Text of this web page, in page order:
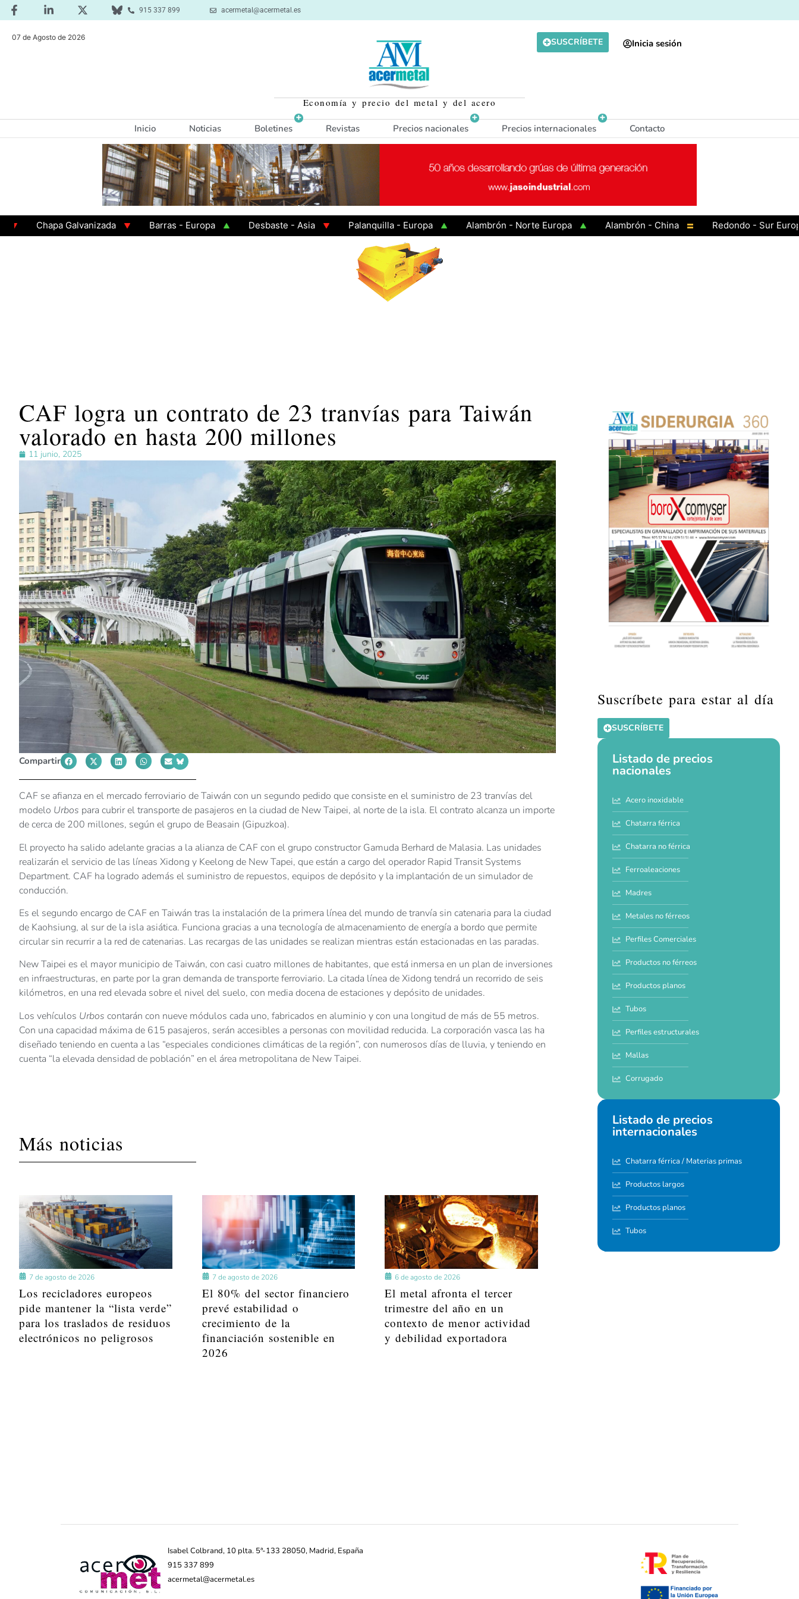
915 337 899 acermetal@acermetal.es
07 de Agosto de 2026
Economía y precio del metal y del acero
SUSCRÍBETE Inicia sesión
Inicio Noticias Boletines Revistas Precios nacionales Precios internacionales Contacto
Chapa Galvanizada Barras - Europa Desbaste - Asia Palanquilla - Europa Alambrón - Norte Europa Alambrón - China
Redondo - Sur Europa
CAF logra un contrato de 23 tranvías para Taiwán
valorado en hasta 200 millones
11 junio, 2025
Compartir
CAF se afianza en el mercado ferroviario de Taiwán con un segundo pedido que consiste en el suministro de 23 tranvías del
modelo Urbos para cubrir el transporte de pasajeros en la ciudad de New Taipei, al norte de la isla. El contrato alcanza un importe
de cerca de 200 millones, según el grupo de Beasain (Gipuzkoa).
El proyecto ha salido adelante gracias a la alianza de CAF con el grupo constructor Gamuda Berhard de Malasia. Las unidades
realizarán el servicio de las líneas Xidong y Keelong de New Tapei, que están a cargo del operador Rapid Transit Systems
Department. CAF ha logrado además el suministro de repuestos, equipos de depósito y la implantación de un simulador de
conducción.
Es el segundo encargo de CAF en Taiwán tras la instalación de la primera línea del mundo de tranvía sin catenaria para la ciudad
de Kaohsiung, al sur de la isla asiática. Funciona gracias a una tecnología de almacenamiento de energía a bordo que permite
circular sin recurrir a la red de catenarias. Las recargas de las unidades se realizan mientras están estacionadas en las paradas.
New Taipei es el mayor municipio de Taiwán, con casi cuatro millones de habitantes, que está inmersa en un plan de inversiones
en infraestructuras, en parte por la gran demanda de transporte ferroviario. La citada línea de Xidong tendrá un recorrido de seis
kilómetros, en una red elevada sobre el nivel del suelo, con media docena de estaciones y depósito de unidades.
Los vehículos Urbos contarán con nueve módulos cada uno, fabricados en aluminio y con una longitud de más de 55 metros.
Con una capacidad máxima de 615 pasajeros, serán accesibles a personas con movilidad reducida. La corporación vasca las ha
diseñado teniendo en cuenta a las “especiales condiciones climáticas de la región”, con numerosos días de lluvia, y teniendo en
cuenta “la elevada densidad de población” en el área metropolitana de New Taipei.
Más noticias
7 de agosto de 2026
Los recicladores europeos
pide mantener la “lista verde”
para los traslados de residuos
electrónicos no peligrosos
7 de agosto de 2026
El 80% del sector financiero
prevé estabilidad o
crecimiento de la
financiación sostenible en
2026
6 de agosto de 2026
El metal afronta el tercer
trimestre del año en un
contexto de menor actividad
y debilidad exportadora
Suscríbete para estar al día
SUSCRÍBETE
Listado de precios
nacionales
Acero inoxidable
Chatarra férrica
Chatarra no férrica
Ferroaleaciones
Madres
Metales no férreos
Perfiles Comerciales
Productos no férreos
Productos planos
Tubos
Perfiles estructurales
Mallas
Corrugado
Listado de precios
internacionales
Chatarra férrica / Materias primas
Productos largos
Productos planos
Tubos
Isabel Colbrand, 10 plta. 5ª-133 28050, Madrid, España
915 337 899
acermetal@acermetal.es